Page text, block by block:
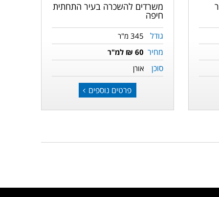
משרדים להשכרה בעיר התחתית
חיפה
גודל 345 מ"ר
מחיר 60 ₪ למ"ר
סוכן אורן
פרטים נוספים